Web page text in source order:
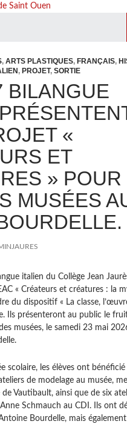
, ARTS PLASTIQUES, FRANÇAIS,
, PROJET, SORTIE
BILANGUE
«
ET
» POUR
MUSÉES
italien du Collège Jean
« Créateurs et créatures : la
du dispositif « La classe,
Ils présenteront au public le
musées, le samedi 23 mai
scolaire, les élèves ont
de modelage au musée,
Vautibault, ainsi que de six
Schmauch au CDI. Ils ont
Bourdelle, mais